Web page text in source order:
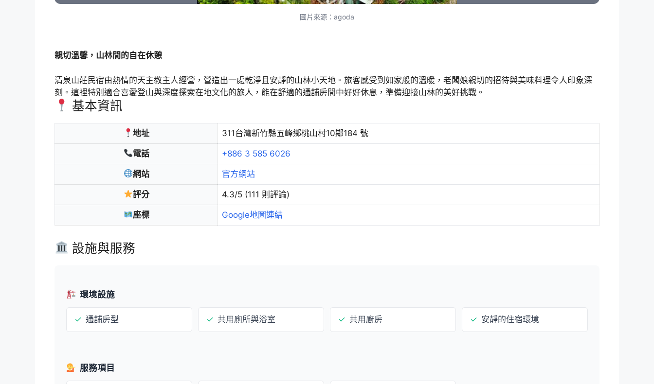
圖片來源：agoda
親切溫馨，山林間的自在休憩
清泉山莊民宿由熱情的天主教主人經營，營造出一處乾淨且安靜的山林小天地。旅客感受到如家般的溫暖，老闆娘親切的招待與美味料理令人印象深
刻。這裡特別適合喜愛登山與深度探索在地文化的旅人，能在舒適的通舖房間中好好休息，準備迎接山林的美好挑戰。
基本資訊
地址 311台灣新竹縣五峰鄉桃山村10鄰184 號
電話 +886 3 585 6026
網站 官方網站
評分 4.3/5 (111 則評論)
座標 Google地圖連結
設施與服務
環境設施
✓ 通舖房型 ✓ 共用廁所與浴室 ✓ 共用廚房 ✓ 安靜的住宿環境
服務項目